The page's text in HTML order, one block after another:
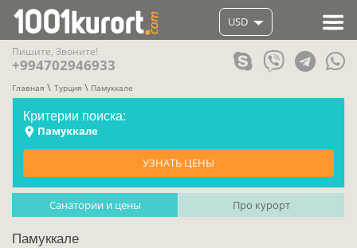
USD
Пишите, Звоните!
+994702946933
Главная Турция Памуккале
Критерии поиска:
Памуккале
УЗНАТЬ ЦЕНЫ
Санатории и цены Про курорт
Памуккале